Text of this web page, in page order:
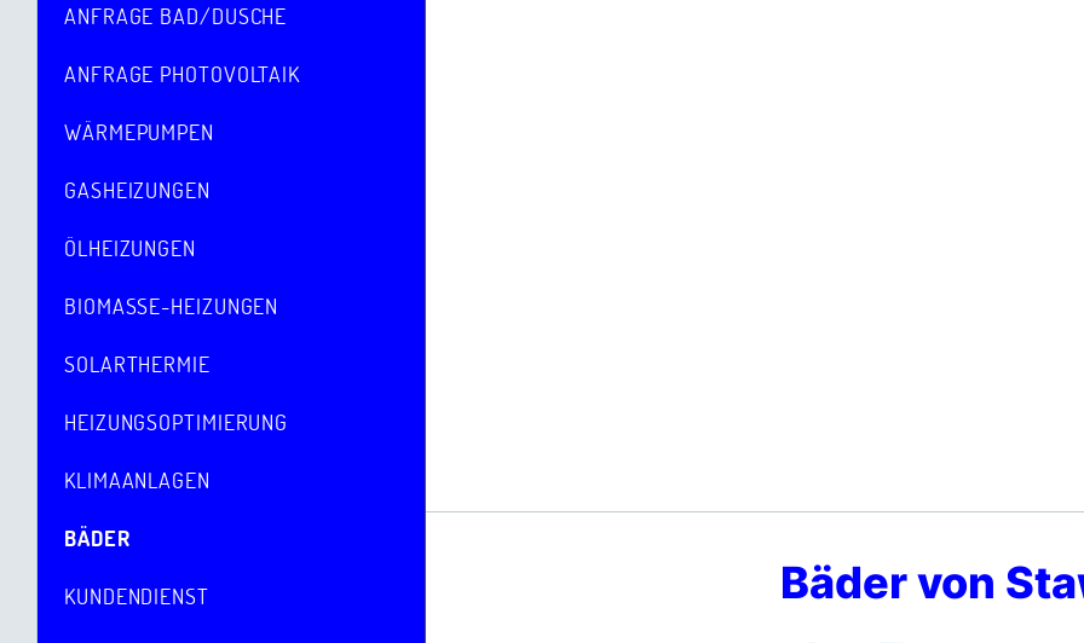
ANFRAGE BAD/DUSCHE
ANFRAGE PHOTOVOLTAIK
WÄRMEPUMPEN
GASHEIZUNGEN
ÖLHEIZUNGEN
BIOMASSE-HEIZUNGEN
SOLARTHERMIE
HEIZUNGSOPTIMIERUNG
KLIMAANLAGEN
BÄDER
KUNDENDIENST Bäder von